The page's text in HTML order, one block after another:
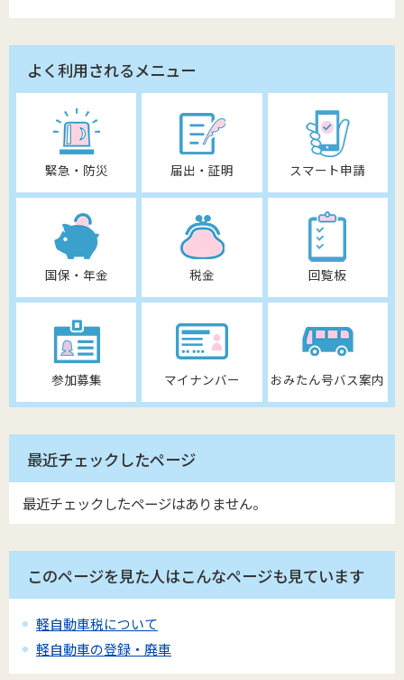
よく利用されるメニュー
緊急・防災 届出・証明 スマート申請
国保・年金 税金 回覧板
参加募集 マイナンバー おみたん号バス案内
最近チェックしたページ
最近チェックしたページはありません。
このページを見た人はこんなページも見ています
軽自動車税について
軽自動車の登録・廃車